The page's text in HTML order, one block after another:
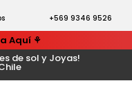
+569 9346 9526
Aquí ⚘
de sol y Joyas!